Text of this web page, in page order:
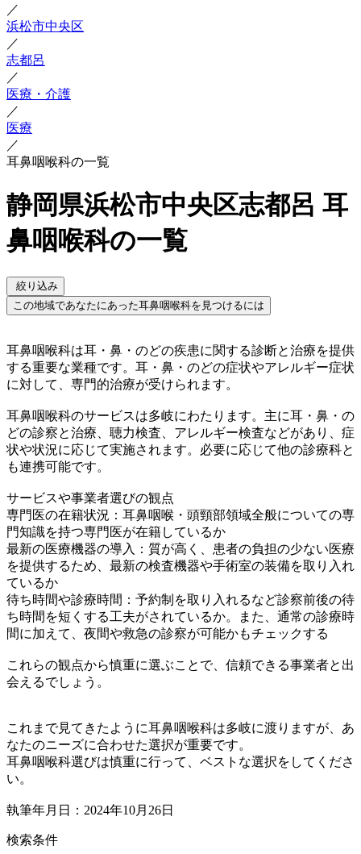
／
浜松市中央区
／
志都呂
／
医療・介護
／
医療
／
耳鼻咽喉科の一覧
静岡県浜松市中央区志都呂 耳
鼻咽喉科の一覧
絞り込み
この地域であなたにあった耳鼻咽喉科を見つけるには
耳鼻咽喉科は耳・鼻・のどの疾患に関する診断と治療を提供
する重要な業種です。耳・鼻・のどの症状やアレルギー症状
に対して、専門的治療が受けられます。
耳鼻咽喉科のサービスは多岐にわたります。主に耳・鼻・の
どの診察と治療、聴力検査、アレルギー検査などがあり、症
状や状況に応じて実施されます。必要に応じて他の診療科と
も連携可能です。
サービスや事業者選びの観点
専門医の在籍状況：耳鼻咽喉・頭頸部領域全般についての専
門知識を持つ専門医が在籍しているか
最新の医療機器の導入：質が高く、患者の負担の少ない医療
を提供するため、最新の検査機器や手術室の装備を取り入れ
ているか
待ち時間や診療時間：予約制を取り入れるなど診察前後の待
ち時間を短くする工夫がされているか。また、通常の診療時
間に加えて、夜間や救急の診察が可能かもチェックする
これらの観点から慎重に選ぶことで、信頼できる事業者と出
会えるでしょう。
これまで見てきたように耳鼻咽喉科は多岐に渡りますが、あ
なたのニーズに合わせた選択が重要です。
耳鼻咽喉科選びは慎重に行って、ベストな選択をしてくださ
い。
執筆年月日：2024年10月26日
検索条件